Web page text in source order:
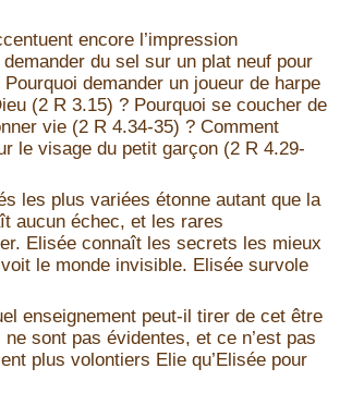
encore l’impression
du sel sur un plat neuf pour
demander un joueur de harpe
(2 R 3.15) ? Pourquoi se coucher de
vie (2 R 4.34-35) ? Comment
le visage du petit garçon (2 R 4.29-
les plus variées étonne autant que la
aucun échec, et les rares
Elisée connaît les secrets les mieux
le monde invisible. Elisée survole
enseignement peut-il tirer de cet être
sont pas évidentes, et ce n’est pas
plus volontiers Elie qu’Elisée pour